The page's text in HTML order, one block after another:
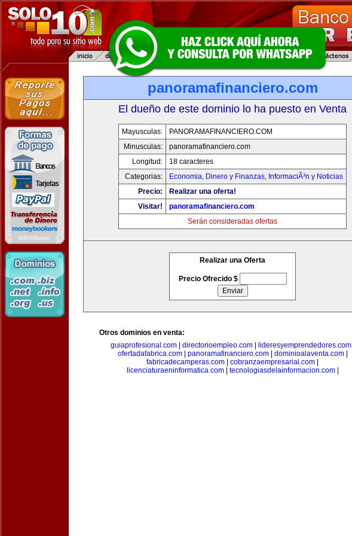
panoramafinanciero.com
El dueño de este dominio lo ha puesto en Venta
Mayusculas:
PANORAMAFINANCIERO.COM
Minusculas:
panoramafinanciero.com
Longitud:
18 caracteres
Categorias:
Economia, Dinero y Finanzas, InformaciÃ³n y Noticias
Precio:
Realizar una oferta!
Visitar!
panoramafinanciero.com
Serán consideradas ofertas
Realizar una Oferta
Precio Ofrecido $
Otros dominios en venta:
guiaprofesional.com| directorioempleo.com| lideresyemprendedores.com|
ofertadafabrica.com| panoramafinanciero.com| dominioalaventa.com|
fabricadecamperas.com
cobranzaempresarial.com
licenciaturaeninformatica.com| tecnologiasdelainformacion.com|